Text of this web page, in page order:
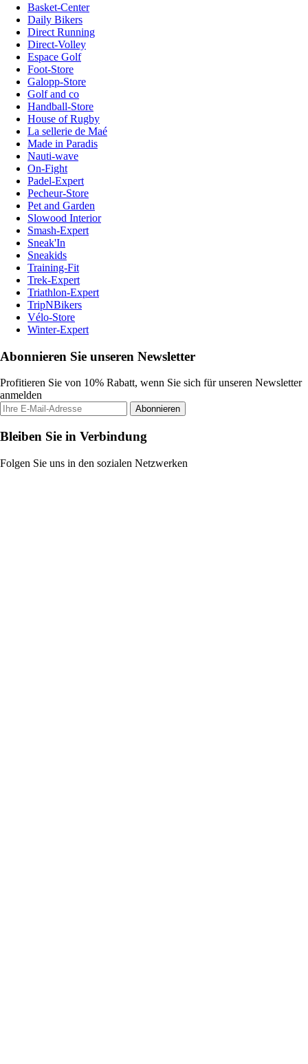
Basket-Center
Daily Bikers
Direct Running
Direct-Volley
Espace Golf
Foot-Store
Galopp-Store
Golf and co
Handball-Store
House of Rugby
La sellerie de Maé
Made in Paradis
Nauti-wave
On-Fight
Padel-Expert
Pecheur-Store
Pet and Garden
Slowood Interior
Smash-Expert
Sneak'In
Sneakids
Training-Fit
Trek-Expert
Triathlon-Expert
TripNBikers
Vélo-Store
Winter-Expert
Abonnieren Sie unseren Newsletter
Profitieren Sie von 10% Rabatt, wenn Sie sich für unseren Newsletter
anmelden
Abonnieren
Bleiben Sie in Verbindung
Folgen Sie uns in den sozialen Netzwerken